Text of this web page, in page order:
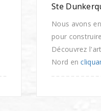
Ste
Nous avons
pour
Découvrez
Nord en